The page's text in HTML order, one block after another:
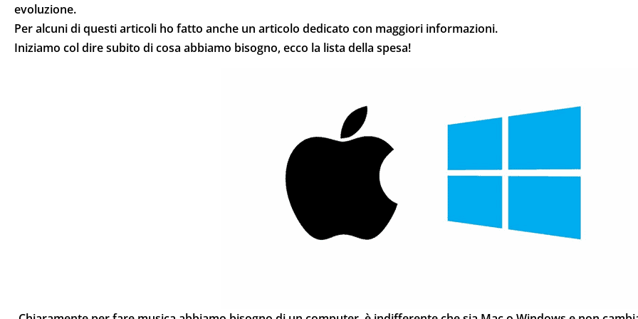
evoluzione.
Per alcuni di questi articoli ho fatto anche un articolo dedicato con maggiori informazioni.
Iniziamo col dire subito di cosa abbiamo bisogno, ecco la lista della spesa!